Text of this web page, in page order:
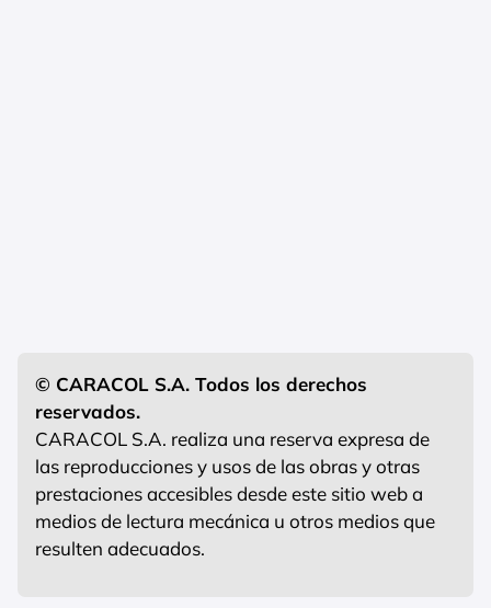
© CARACOL S.A. Todos los derechos
reservados.
CARACOL S.A. realiza una reserva expresa de
las reproducciones y usos de las obras y otras
prestaciones accesibles desde este sitio web a
medios de lectura mecánica u otros medios que
resulten adecuados.